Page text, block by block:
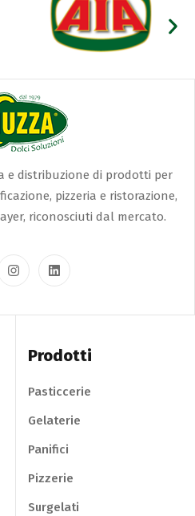
e distribuzione di prodotti per
pizzeria e ristorazione,
riconosciuti dal mercato.
Prodotti
Pasticcerie
Gelaterie
Panifici
Pizzerie
Surgelati